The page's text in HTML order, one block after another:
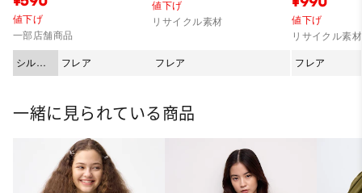
値下げ
一部店舗商品
シルエ
ット
フレア
値下げ
リサイクル素材
フレア
値下げ
リサイクル素材
フレア
一緒に見られている商品